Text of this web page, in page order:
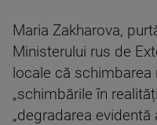
Maria Zakharova,
Ministerului rus de
locale că
„schimbările în
„degradarea